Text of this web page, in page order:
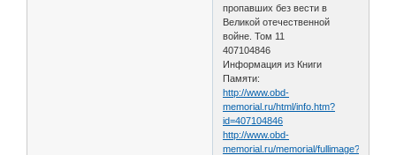
пропавших без вести в
Великой отечественной
войне. Том 11
407104846
Информация из Книги
Памяти:
http://www.obd-
memorial.ru/html/info.htm?
id=407104846
http://www.obd-
memorial.ru/memorial/fullimage?